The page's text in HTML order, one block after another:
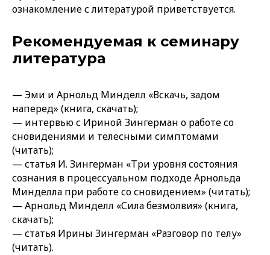
ознакомление с литературой приветствуется.
Рекомендуемая к семинару
литература
— Эми и Арнольд Минделл «Вскачь, задом
наперед» (книга, скачать);
— интервью с Ириной Зингерман о работе со
сновидениями и телесными симптомами
(читать);
— статья И. Зингерман «Три уровня состояния
сознания в процессуальном подходе Арнольда
Минделла при работе со сновидением» (читать);
— Арнольд Минделл «Сила безмолвия» (книга,
скачать);
— статья Ирины Зингерман «Разговор по телу»
(читать).